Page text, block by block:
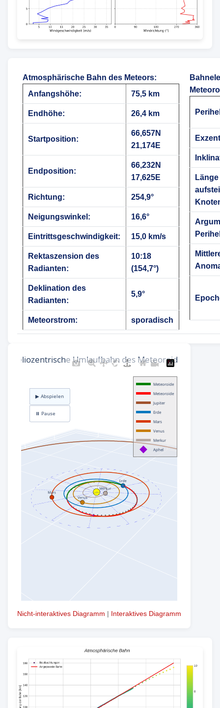
Atmosphärische Bahn des Meteors:
Anfangshöhe:
75,5 km
Endhöhe: 26,4 km
Startposition:
66,657N
21,174E
Endposition:
66,232N
17,625E
Richtung: 254,9°
Neigungswinkel: 16,6°
Eintrittsgeschwindigkeit: 15,0 km/s
Rektaszension des
Radianten:
10:18
(154,7°)
Deklination des
Radianten:
5,9°
Meteorstrom: sporadisch
Nicht-interaktives Diagramm | Interaktives Diagramm